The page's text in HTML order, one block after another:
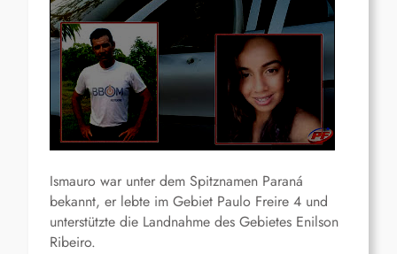
Ismauro war unter dem Spitznamen Paraná
bekannt, er lebte im Gebiet Paulo Freire 4 und
unterstützte die Landnahme des Gebietes Enilson
Ribeiro.